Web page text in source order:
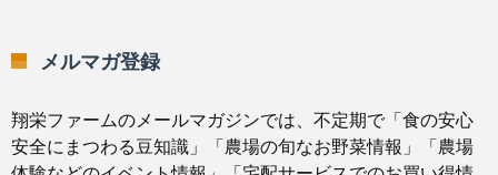
メルマガ登録
翔栄ファームのメールマガジンでは、不定期で「食の安心
安全にまつわる豆知識」「農場の旬なお野菜情報」「農場